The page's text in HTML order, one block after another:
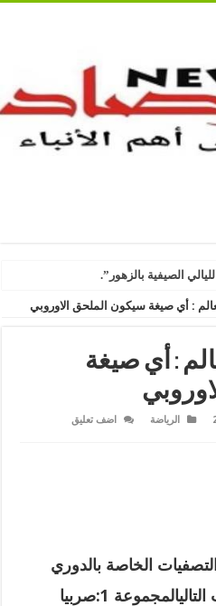
الصيفية بالزهور”.
: أي صيغة سيكون الملحق الاوروبي
: أي صيغة
الرياضة
اضف تعليق
الخاصة بالدوري
الاوروبي وهم على الترتيب التاليالمجموعة 1:صربيا